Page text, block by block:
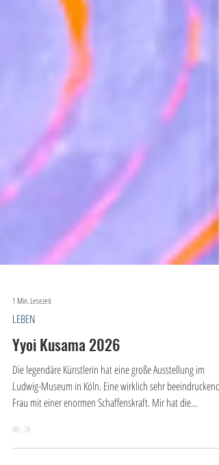
1 Min. Lesezeit
LEBEN
Yyoi Kusama 2026
Die legendäre Künstlerin hat eine große Ausstellung im
Ludwig-Museum in Köln. Eine wirklich sehr beeindruckende